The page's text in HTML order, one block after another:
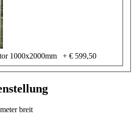
1000x2000mm + € 599,50
breit